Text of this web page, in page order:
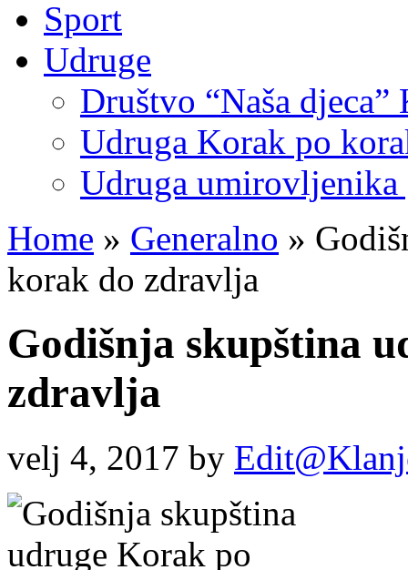
Sport
Udruge
Društvo “Naša djeca”
Udruga Korak po
Udruga umirovljenika
Home » Generalno »
korak do zdravlja
Godišnja skupština
zdravlja
velj 4, 2017 by